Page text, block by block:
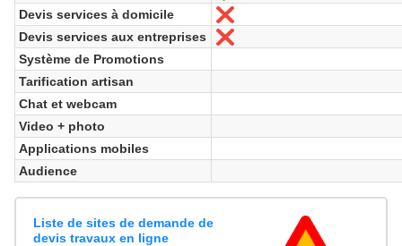
Devis services à domicile
No
Devis services aux entreprises
No
Système de Promotions
Tarification artisan
Chat et webcam
Video + photo
Applications mobiles
Audience
Liste de sites de demande de
devis travaux en ligne